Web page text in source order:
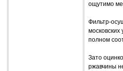
ощутимо
Фильтр-
полном
Зато
ржавчины